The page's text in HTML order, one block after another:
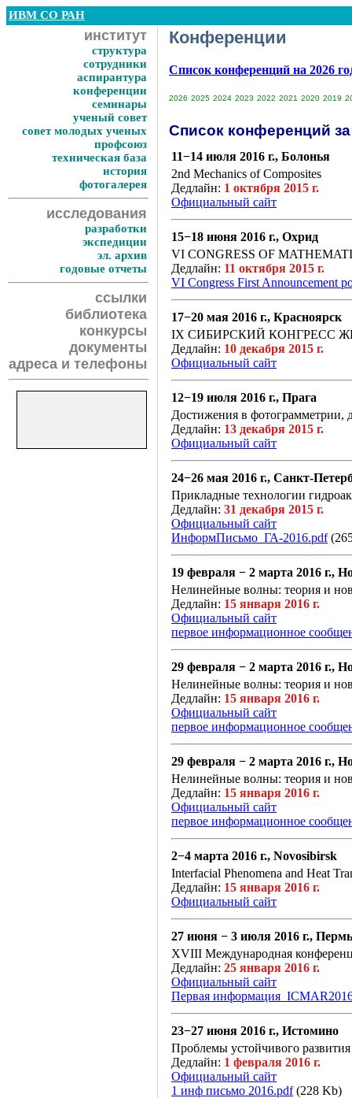
ИВМ СО РАН
институт
структура
сотрудники
аспирантура
конференции
семинары
ученый совет
совет молодых ученых
профсоюз
техническая база
история
фотогалерея
исследования
разработки
экспедиции
эл. архив
годовые отчеты
ссылки
библиотека
конкурсы
документы
адреса и телефоны
Конференции
Список конференций на 2026
2026 2025 2024 2023 2022 2021 2020 2019
Список конференций за
11−14 июля 2016 г., Болонья
2nd Mechanics of Composites
Дедлайн: 1 октября 2015 г.
Официальный сайт
15−18 июня 2016 г., Охрид
VI CONGRESS OF
Дедлайн: 11 октября 2015 г.
VI Congress First Announcement
17−20 мая 2016 г., Красноярск
IX СИБИРСКИЙ КОНГРЕСС
Дедлайн: 10 декабря 2015 г.
Официальный сайт
12−19 июля 2016 г., Прага
Достижения в
Дедлайн: 13 декабря 2015 г.
Официальный сайт
24−26 мая 2016 г., Санкт-
Прикладные технологии
Дедлайн: 31 декабря 2015 г.
Официальный сайт
ИнформПисьмо_ГА-2016.pdf
19 февраля − 2 марта 2016 г.,
Нелинейные волны: теория и
Дедлайн: 15 января 2016 г.
Официальный сайт
первое информационное
29 февраля − 2 марта 2016 г.,
Нелинейные волны: теория и
Дедлайн: 15 января 2016 г.
Официальный сайт
первое информационное
29 февраля − 2 марта 2016 г.,
Нелинейные волны: теория и
Дедлайн: 15 января 2016 г.
Официальный сайт
первое информационное
2−4 марта 2016 г., Novosibirsk
Interfacial Phenomena and Heat
Дедлайн: 15 января 2016 г.
Официальный сайт
27 июня − 3 июля 2016 г., Пермь
XVIII Международная
Дедлайн: 25 января 2016 г.
Официальный сайт
Первая
23−27 июня 2016 г., Истомино
Проблемы устойчивого
Дедлайн: 1 февраля 2016 г.
Официальный сайт
1 инф письмо 2016.pdf(228 Kb)